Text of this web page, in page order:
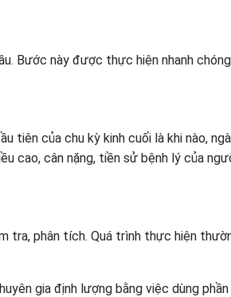
Bước này được thực hiện nhanh
tiên của chu kỳ kinh cuối là khi nào,
cao, cân nặng, tiền sử bệnh lý của
tra, phân tích. Quá trình thực hiện
gia định lượng bằng việc dùng